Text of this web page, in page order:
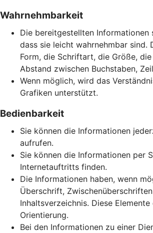
Wahrnehmbarkeit
Die bereitgestellten Informationen
dass sie leicht wahrnehmbar sind.
Form, die Schriftart, die Größe,
Abstand zwischen Buchstaben,
Wenn möglich, wird das
Grafiken unterstützt.
Bedienbarkeit
Sie können die Informationen
aufrufen.
Sie können die Informationen per
Internetauftritts finden.
Die Informationen haben, wenn
Überschrift,
Inhaltsverzeichnis. Diese Elemente
Orientierung.
Bei den Informationen zu einer